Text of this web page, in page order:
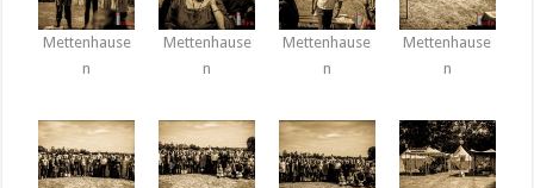
Mettenhause
n
Mettenhause
n
Mettenhause
n
Mettenhause
n